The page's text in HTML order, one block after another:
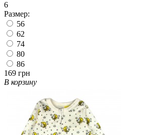
6
Размер:
56
62
74
80
86
169 грн
В корзину